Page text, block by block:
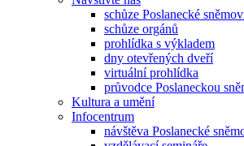
schůze Poslanecké
schůze orgánů
prohlídka s výkladem
dny otevřených dveří
virtuální prohlídka
průvodce Poslaneckou
Kultura a umění
Infocentrum
návštěva Poslanecké